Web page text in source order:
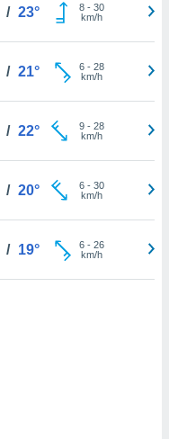
/ 23° 8- 30
km/h
/ 21° 6- 28
km/h
/ 22° 9- 28
km/h
/ 20° 6- 30
km/h
/ 19° 6- 26
km/h